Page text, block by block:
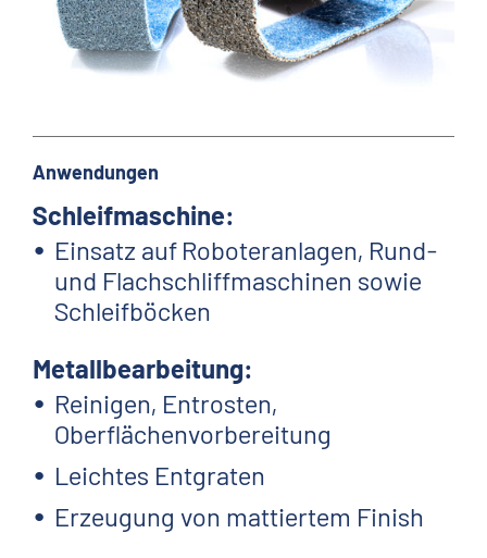
Anwendungen
Schleifmaschine:
Einsatz auf Roboteranlagen, Rund-
und Flachschliffmaschinen sowie
Schleifböcken
Metallbearbeitung:
Reinigen, Entrosten,
Oberflächenvorbereitung
Leichtes Entgraten
Erzeugung von mattiertem Finish